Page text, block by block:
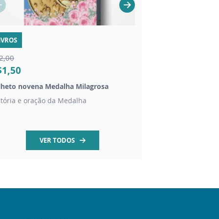
novena Medalha Milagrosa
e oração da Medalha
VER TODOS